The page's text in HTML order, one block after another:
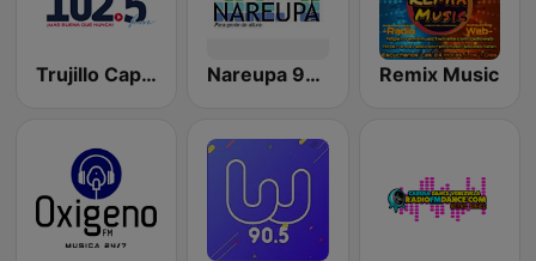
Trujillo Capital 102.5 FM Nareupa 99.3 FM Remix Music